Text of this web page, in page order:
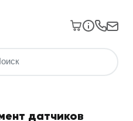
датчиков